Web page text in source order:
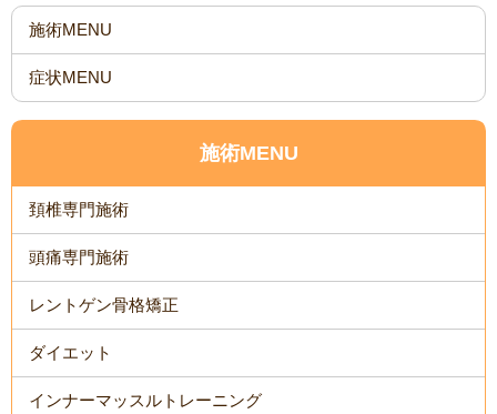
施術MENU
症状MENU
施術MENU
頚椎専門施術
頭痛専門施術
レントゲン骨格矯正
ダイエット
インナーマッスルトレーニング